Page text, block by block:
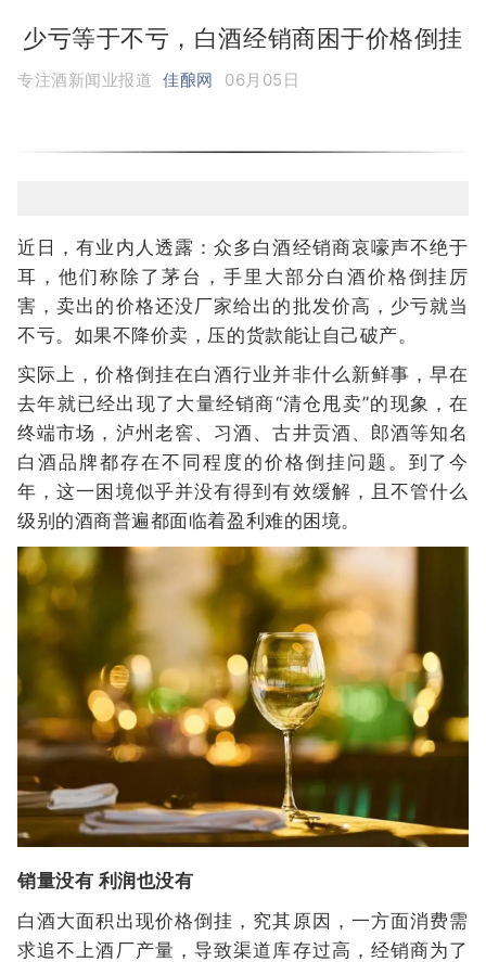
少亏等于不亏，白酒经销商困于价格倒挂
专注酒新闻业报道 佳酿网 06月05日
近日，有业内人透露：众多白酒经销商哀嚎声不绝于
耳，他们称除了茅台，手里大部分白酒价格倒挂厉
害，卖出的价格还没厂家给出的批发价高，少亏就当
不亏。如果不降价卖，压的货款能让自己破产。
实际上，价格倒挂在白酒行业并非什么新鲜事，早在
去年就已经出现了大量经销商“清仓甩卖”的现象，在
终端市场，泸州老窖、习酒、古井贡酒、郎酒等知名
白酒品牌都存在不同程度的价格倒挂问题。到了今
年，这一困境似乎并没有得到有效缓解，且不管什么
级别的酒商普遍都面临着盈利难的困境。
销量没有 利润也没有
白酒大面积出现价格倒挂，究其原因，一方面消费需
求追不上酒厂产量，导致渠道库存过高，经销商为了